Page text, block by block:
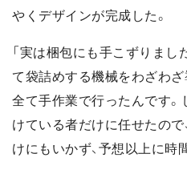
やくデザインが完成した。
「実は梱包にも手こずりまし
て袋詰めする機械をわざわざ
全て手作業で行ったんです。
けている者だけに任せたので
けにもいかず、予想以上に時